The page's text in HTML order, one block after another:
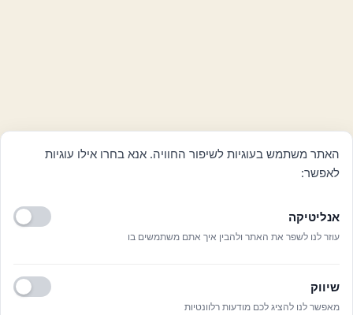
האתר משתמש בעוגיות לשיפור החוויה. אנא בחרו אילו עוגיות
לאפשר:
אנליטיקה
עוזר לנו לשפר את האתר ולהבין איך אתם משתמשים בו
שיווק
מאפשר לנו להציג לכם מודעות רלוונטיות